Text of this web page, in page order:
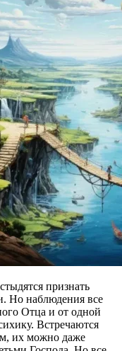
признать
Но наблюдения все
Отца и от одной
Встречаются
их можно даже